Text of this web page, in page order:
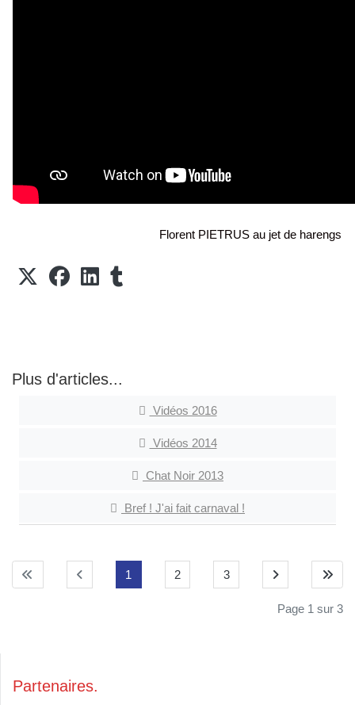
Florent PIETRUS au jet de harengs
Plus d'articles...
Vidéos 2016
Vidéos 2014
Chat Noir 2013
Bref ! J'ai fait carnaval !
1 2 3
Page 1 sur 3
Partenaires